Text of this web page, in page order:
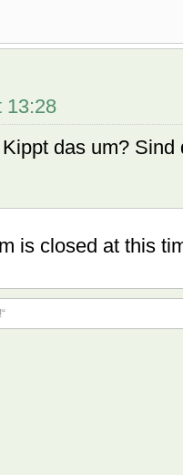
13:28
das um?
is closed at this